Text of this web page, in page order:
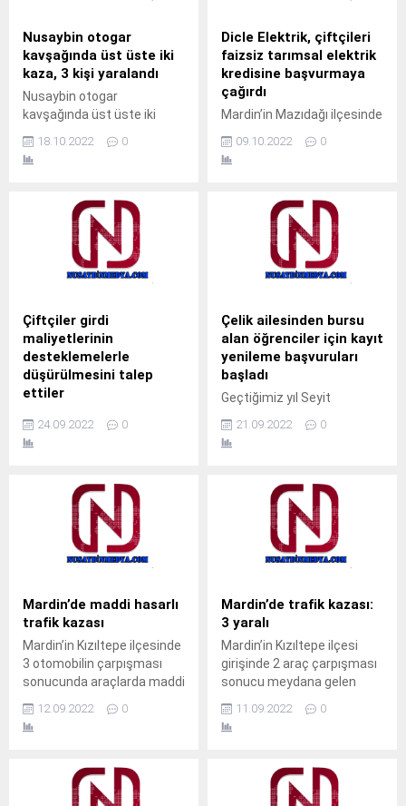
Nusaybin otogar
kavşağında üst üste iki
kaza, 3 kişi yaralandı
Nusaybin otogar
kavşağında üst üste iki
18.10.2022 0
Dicle Elektrik, çiftçileri
faizsiz tarımsal elektrik
kredisine başvurmaya
çağırdı
Mardin’in Mazıdağı ilçesinde
gelen Dicle Elektrik
yetkilileri, faizsiz tarımsal
başvurmaları halinde
borçlarda ana para
üzerinden indirim
yapacağını açıkladı.Dicle
Elektrik, Cumhurbaşkanı
açıklanan tarımsal sulama
elektrik desteğiyle ilgili
hizmet bölgesinde
bilgilendirme çalışmalarına
başladı. Mardin’in Mazıdağı
ilçesinde çiftçilerle bir araya
gelen Dicle Elektrik...
09.10.2022 0
Çiftçiler girdi
maliyetlerinin
desteklemelerle
düşürülmesini talep
ettiler
Başkanı Mikail Erbeyi, Covid-
19 salgını, Rusya-Ukrayna
kısıtlamaları nedeniyle
artan maliyetlerin acilen
desteklemelerle
düşürülmesi gerektiğini
vurguladı.
24.09.2022 0
Çelik ailesinden bursu
alan öğrenciler için kayıt
yenileme başvuruları
başladı
Geçtiğimiz yıl Seyit
burs alana Üniversite
öğrencilerinin burs kayıt
başladı. Seyit Mustafa Çelik
ailesi tarafından yapılan
açıklamada, 20 ile 23 Eylül
tarihleri arasında sadece,
geçen yıl burs alan eski
başvuruları alınacağı
belirtildi. Yeni kazanan
öğrenciler için ise 25 Eylül
tarihinden sonra bir...
21.09.2022 0
Mardin’de maddi hasarlı
trafik kazası
Mardin’in Kızıltepe ilçesinde
3 otomobilin çarpışması
sonucunda araçlarda maddi
01.00 sıralarında Kızıltepe
ilçesinin Yenikent Mahallesi
meydana geldi.Edinilen
bilgilere göre 13 FB 074
12.09.2022 0
Mardin’de trafik kazası:
3 yaralı
​Mardin’in Kızıltepe ilçesi
girişinde 2 araç çarpışması
sonucu meydana gelen
şekilde yaralandı.Kaza saat
00.00 sıralarında Kızıltepe
yapım aşamasında olan
kavşakta meydana geldi.
11.09.2022 0